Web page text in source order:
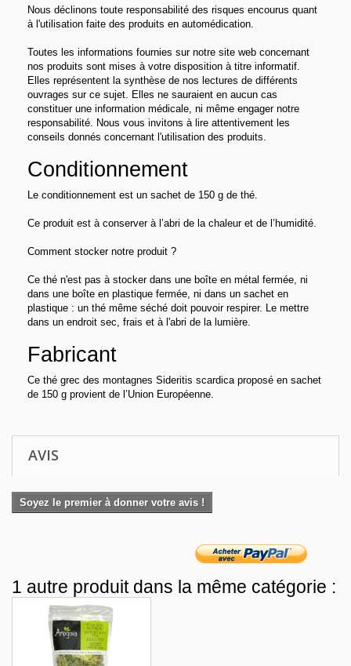
Nous déclinons toute responsabilité des risques encourus quant
à l'utilisation faite des produits en automédication.
Toutes les informations fournies sur notre site web concernant
nos produits sont mises à votre disposition à titre informatif.
Elles représentent la synthèse de nos lectures de différents
ouvrages sur ce sujet. Elles ne sauraient en aucun cas
constituer une information médicale, ni même engager notre
responsabilité. Nous vous invitons à lire attentivement les
conseils donnés concernant l'utilisation des produits.
Conditionnement
Le conditionnement est un sachet de 150 g de thé.
Ce produit est à conserver à l’abri de la chaleur et de l’humidité.
Comment stocker notre produit ?
Ce thé n'est pas à stocker dans une boîte en métal fermée, ni
dans une boîte en plastique fermée, ni dans un sachet en
plastique : un thé même séché doit pouvoir respirer. Le mettre
dans un endroit sec, frais et à l'abri de la lumière.
Fabricant
Ce thé grec des montagnes Sideritis scardica proposé en sachet
de 150 g provient de l’Union Européenne.
AVIS
Soyez le premier à donner votre avis !
1 autre produit dans la même catégorie :